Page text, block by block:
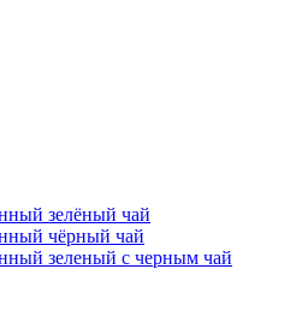
зелёный чай
чёрный чай
зеленый с черным чай